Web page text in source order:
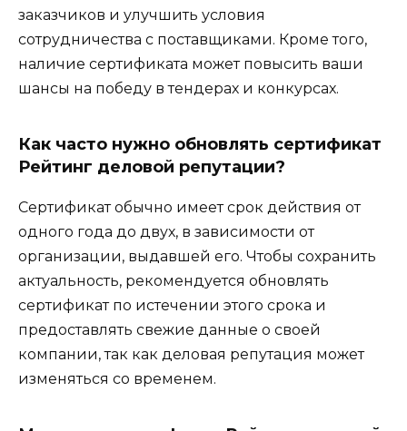
заказчиков и улучшить условия
сотрудничества с поставщиками. Кроме того,
наличие сертификата может повысить ваши
шансы на победу в тендерах и конкурсах.
Как часто нужно обновлять сертификат
Рейтинг деловой репутации?
Сертификат обычно имеет срок действия от
одного года до двух, в зависимости от
организации, выдавшей его. Чтобы сохранить
актуальность, рекомендуется обновлять
сертификат по истечении этого срока и
предоставлять свежие данные о своей
компании, так как деловая репутация может
изменяться со временем.